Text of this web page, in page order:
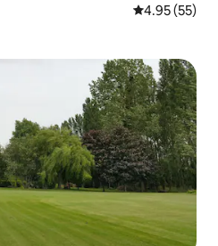
レビュー55
4.95 (55)